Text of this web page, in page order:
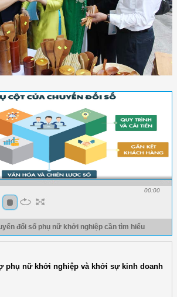
00:00
đổi số phụ nữ khởi nghiệp cần tìm hiểu
phụ nữ khởi nghiệp và khởi sự kinh doanh